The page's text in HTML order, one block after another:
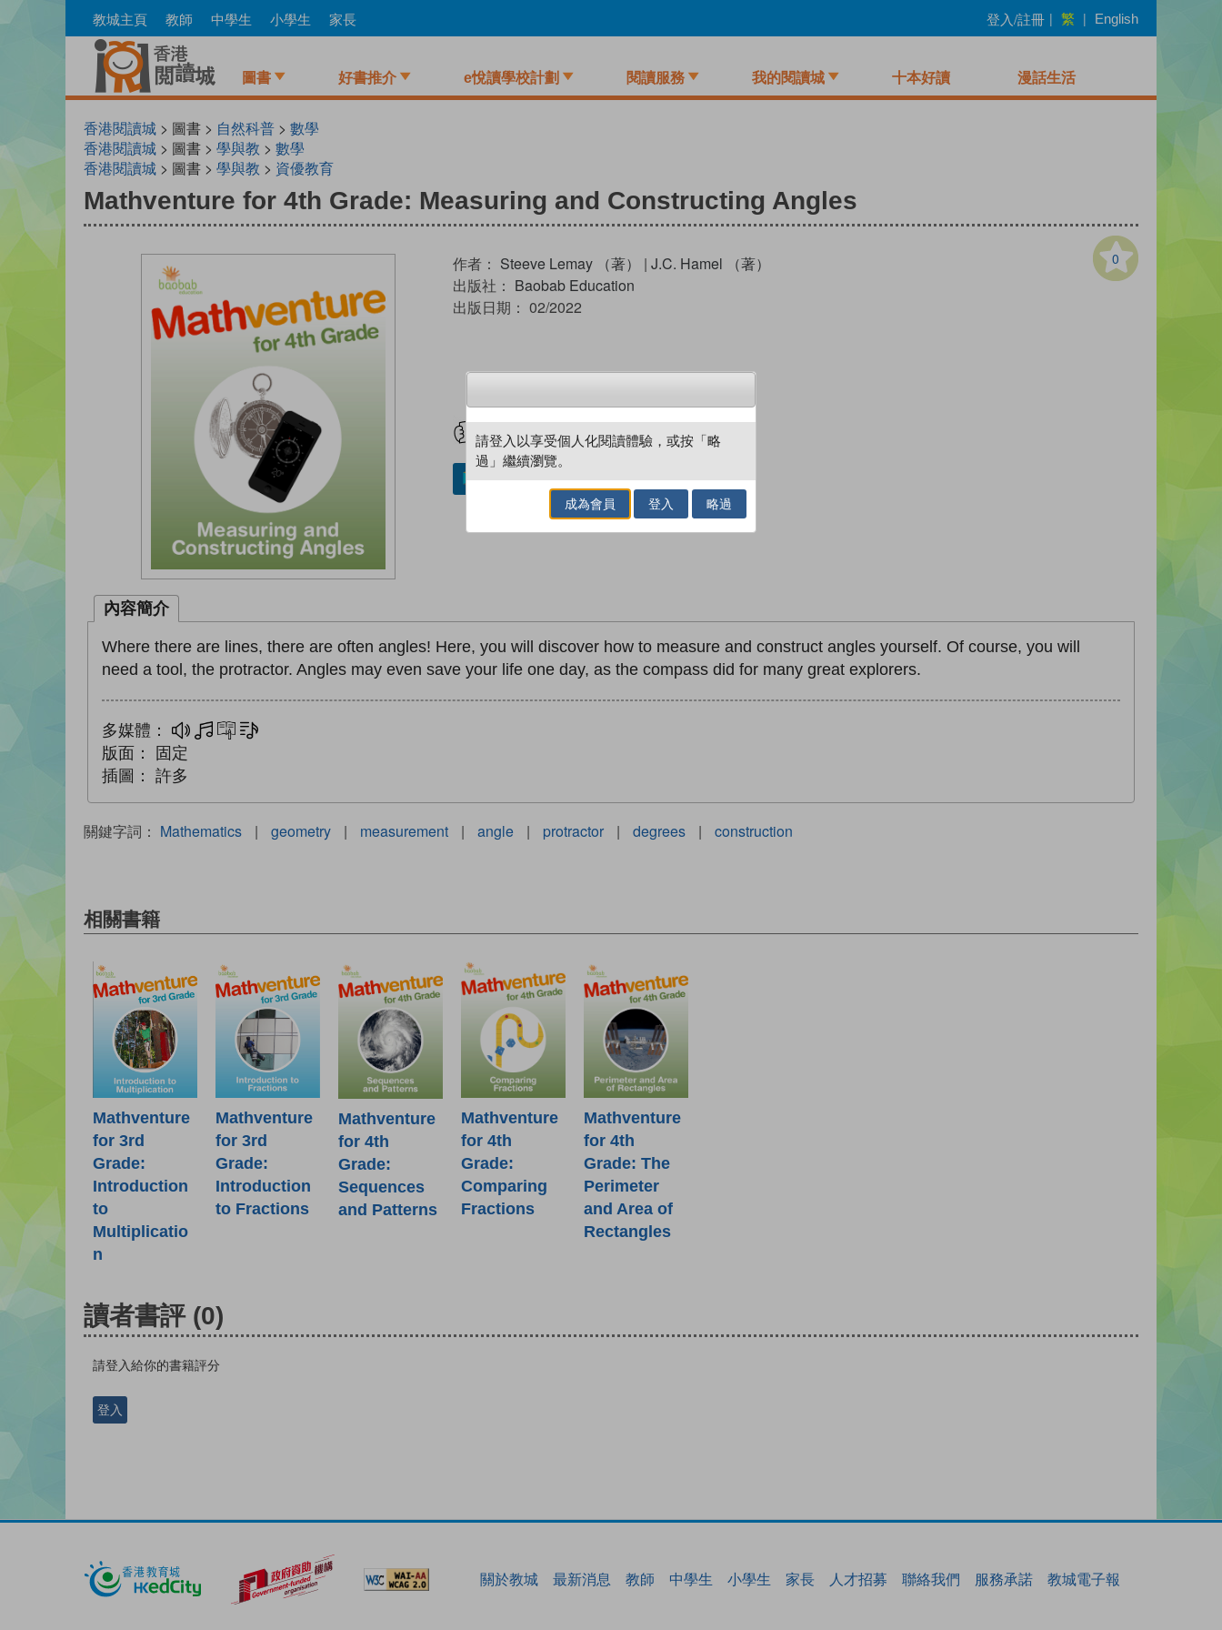
to
教城主頁 教師 中學生 小學生 家長 登入/註冊 | 繁 | English
圖書 好書推介 e悅讀學校計劃 閱讀服務 我的閱讀城 十本好讀 漫話生活
香港閱讀城 > 圖書 > 自然科普 > 數學
香港閱讀城 > 圖書 > 學與教 > 數學
香港閱讀城 > 圖書 > 學與教 > 資優教育
Mathventure for 4th Grade: Measuring and Constructing Angles
0
作者： Steeve Lemay （著） | J.C. Hamel （著）
出版社： Baobab Education
出版日期： 02/2022
試閲 加入閱讀紀錄
加入／閱讀電子書
內容簡介
Where there are lines, there are often angles! Here, you will discover how to measure and construct angles yourself. Of course, you will
need a tool, the protractor. Angles may even save your life one day, as the compass did for many great explorers.
多媒體： 多媒體互動練習
文字同步朗讀
版面：
固定
插圖：
許多
關鍵字詞： Mathematics | geometry | measurement | angle | protractor | degrees | construction
相關書籍
Mathventure
for 3rd
Grade:
Introduction
to
Multiplicatio
n
Mathventure
for 3rd
Grade:
Introduction
to Fractions
Mathventure
for 4th
Grade:
Sequences
and Patterns
Mathventure
for 4th
Grade:
Comparing
Fractions
Mathventure
for 4th
Grade: The
Perimeter
and Area of
Rectangles
讀者書評 (0)
請登入給你的書籍評分
登入
關於教城 最新消息 教師 中學生 小學生 家長 人才招募 聯絡我們 服務承諾 教城電子報
請登入以享受個人化閱讀體驗，或按「略
過」繼續瀏覽。
成為會員 登入 略過